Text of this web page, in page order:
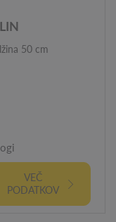
50 cm
VEČ
PODATKOV